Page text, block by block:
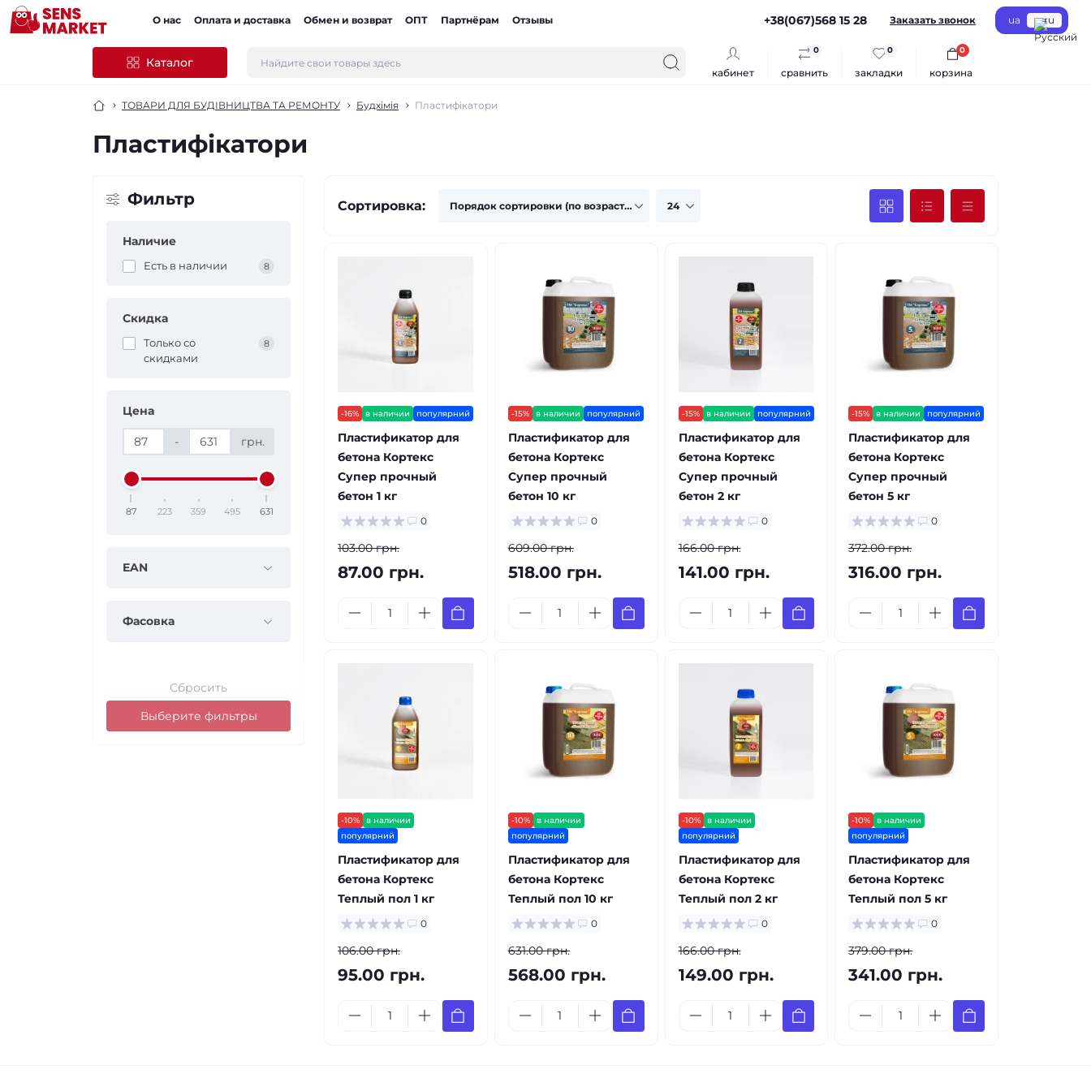
О нас Оплата и доставка Обмен и возврат ОПТ Партнёрам Отзывы +38(067)568 15 28 Заказать звонок ua ru
Каталог
кабинет сравнить
0
закладки
0
корзина
0
ТОВАРИ ДЛЯ БУДІВНИЦТВА ТА РЕМОНТУ Будхімія Пластифікатори
Пластифікатори
Фильтр
Наличие
Есть в наличии 8
Скидка
Только со
cкидками
8
Цена
- грн.
87 223 359 495 631
EAN
Фасовка
Сбросить
Выберите фильтры
Сортировка:
-16% в наличии популярний
Пластификатор для
бетона Кортекс
Супер прочный
бетон 1 кг
0
103.00 грн.
87.00 грн.
-15% в наличии популярний
Пластификатор для
бетона Кортекс
Супер прочный
бетон 10 кг
0
609.00 грн.
518.00 грн.
-15% в наличии популярний
Пластификатор для
бетона Кортекс
Супер прочный
бетон 2 кг
0
166.00 грн.
141.00 грн.
-15% в наличии популярний
Пластификатор для
бетона Кортекс
Супер прочный
бетон 5 кг
0
372.00 грн.
316.00 грн.
-10%
в наличии
популярний
Пластификатор для
бетона Кортекс
Теплый пол 1 кг
0
106.00 грн.
95.00 грн.
-10%
в наличии
популярний
Пластификатор для
бетона Кортекс
Теплый пол 10 кг
0
631.00 грн.
568.00 грн.
-10%
в наличии
популярний
Пластификатор для
бетона Кортекс
Теплый пол 2 кг
0
166.00 грн.
149.00 грн.
-10%
в наличии
популярний
Пластификатор для
бетона Кортекс
Теплый пол 5 кг
0
379.00 грн.
341.00 грн.